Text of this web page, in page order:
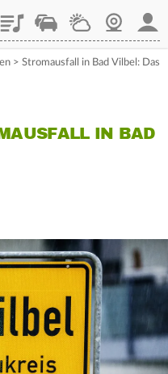
PlaylistStaupilotWetterWebcam
> Stromausfall in Bad Vilbel: Das
IN BAD